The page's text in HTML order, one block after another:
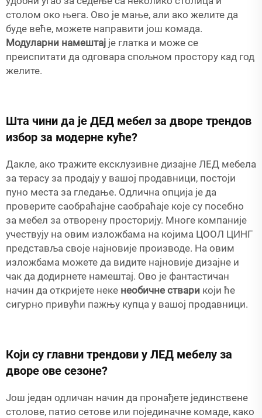
столом око њега. Ово је мање, али ако желите да
буде веће, можете направити још комада.
Модуларни намештај је глатка и може се
преиспитати да одговара спољном простору кад год
желите.
Шта чини да је ДЕД мебел за дворе трендов
избор за модерне куће?
Дакле, ако тражите ексклузивне дизајне ЛЕД мебела
за терасу за продају у вашој продавници, постоји
пуно места за гледање. Одлична опција је да
проверите саобраћајне саобраћаје које су посебно
за мебел за отворену просторију. Многе компаније
учествују на овим изложбама на којима ЦООЛ ЦИНГ
представља своје најновије производе. На овим
изложбама можете да видите најновије дизајне и
чак да додирнете намештај. Ово је фантастичан
начин да откријете неке необичне ствари који ће
сигурно привући пажњу купца у вашој продавници.
Који су главни трендови у ЛЕД мебелу за
дворе ове сезоне?
Још један одличан начин да пронађете јединствене
столове, патио сетове или појединачне комаде, како